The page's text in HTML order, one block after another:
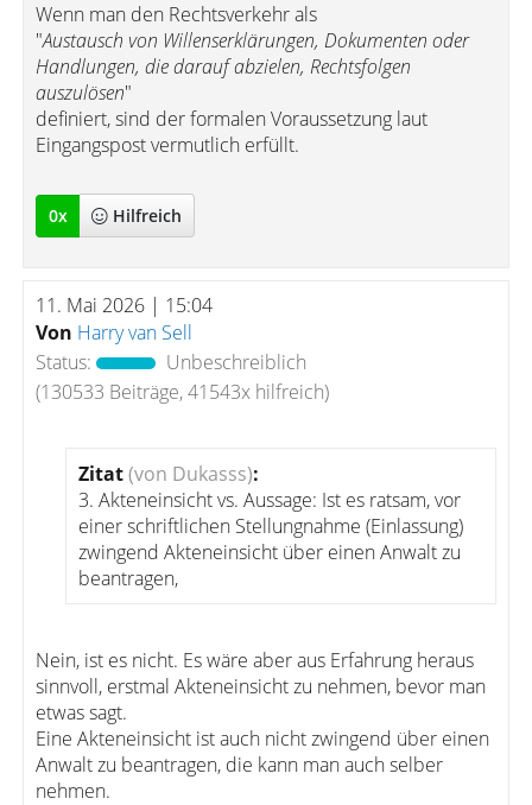
Wenn man den Rechtsverkehr als
"Austausch von Willenserklärungen, Dokumenten oder
Handlungen, die darauf abzielen, Rechtsfolgen
auszulösen"
definiert, sind der formalen Voraussetzung laut
Eingangspost vermutlich erfüllt.
0x Hilfreich
11. Mai 2026 | 15:04
Von Harry van Sell
Status:
Unbeschreiblich
(130533 Beiträge, 41543x hilfreich)
Zitat(von Dukasss):
3. Akteneinsicht vs. Aussage: Ist es ratsam, vor
einer schriftlichen Stellungnahme (Einlassung)
zwingend Akteneinsicht über einen Anwalt zu
beantragen,
Nein, ist es nicht. Es wäre aber aus Erfahrung heraus
sinnvoll, erstmal Akteneinsicht zu nehmen, bevor man
etwas sagt.
Eine Akteneinsicht ist auch nicht zwingend über einen
Anwalt zu beantragen, die kann man auch selber
nehmen.